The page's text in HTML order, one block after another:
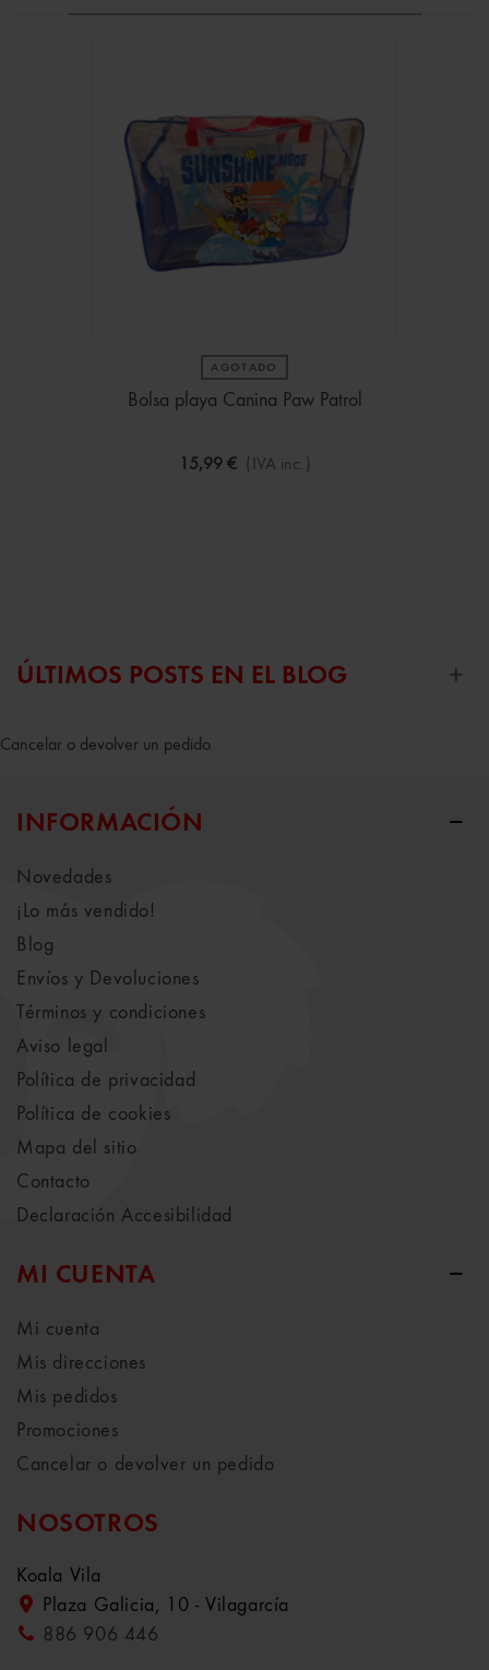
AGOTADO
Bolsa playa Canina Paw Patrol
15,99 € (IVA inc.)
ÚLTIMOS POSTS EN EL BLOG
Cancelar o devolver un pedido
INFORMACIÓN
Novedades
¡Lo más vendido!
Blog
Envíos y Devoluciones
Términos y condiciones
Aviso legal
Política de privacidad
Política de cookies
Mapa del sitio
Contacto
Declaración Accesibilidad
MI CUENTA
Mi cuenta
Mis direcciones
Mis pedidos
Promociones
Cancelar o devolver un pedido
NOSOTROS
Koala Vila
Plaza Galicia, 10 - Vilagarcía
886 906 446